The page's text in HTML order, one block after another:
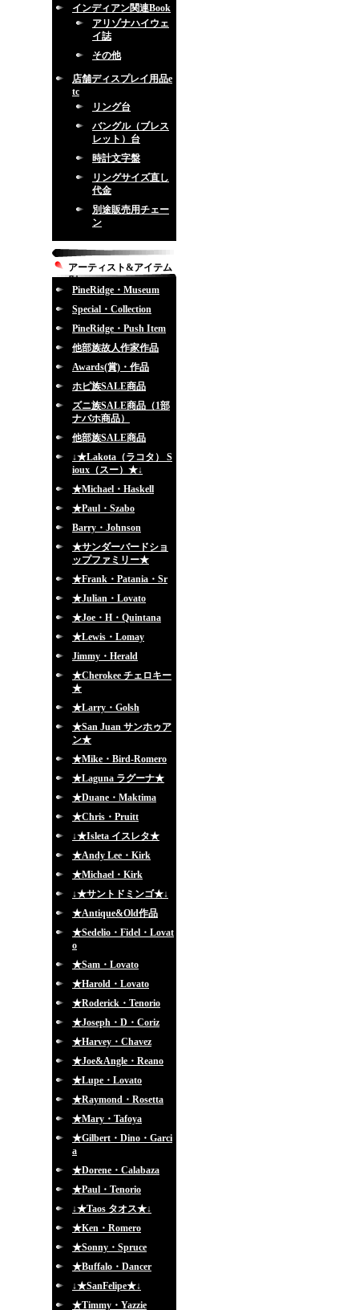
インディアン関連Book
アリゾナハイウェ
イ誌
その他
店舗ディスプレイ用品e
tc
リング台
バングル（ブレス
レット）台
時計文字盤
リングサイズ直し
代金
別途販売用チェー
ン
アーティスト&アイテム
別
PineRidge・Museum
Special・Collection
PineRidge・Push Item
他部族故人作家作品
Awards(賞)・作品
ホピ族SALE商品
ズニ族SALE商品（1部
ナバホ商品）
他部族SALE商品
↓★Lakota（ラコタ） S
ioux（スー）★↓
★Michael・Haskell
★Paul・Szabo
Barry・Johnson
★サンダーバードショ
ップファミリー★
★Frank・Patania・Sr
★Julian・Lovato
★Joe・H・Quintana
★Lewis・Lomay
Jimmy・Herald
★Cherokee チェロキー
★
★Larry・Golsh
★San Juan サンホゥア
ン★
★Mike・Bird-Romero
★Laguna ラグーナ★
★Duane・Maktima
★Chris・Pruitt
↓★Isleta イスレタ★
★Andy Lee・Kirk
★Michael・Kirk
↓★サントドミンゴ★↓
★Antique&Old作品
★Sedelio・Fidel・Lovat
o
★Sam・Lovato
★Harold・Lovato
★Roderick・Tenorio
★Joseph・D・Coriz
★Harvey・Chavez
★Joe&Angle・Reano
★Lupe・Lovato
★Raymond・Rosetta
★Mary・Tafoya
★Gilbert・Dino・Garci
a
★Dorene・Calabaza
★Paul・Tenorio
↓★Taos タオス★↓
★Ken・Romero
★Sonny・Spruce
★Buffalo・Dancer
↓★SanFelipe★↓
★Timmy・Yazzie